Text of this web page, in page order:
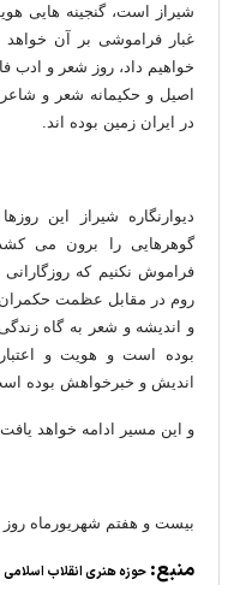
شیراز است، گنجینه هایی
غبار فراموشی بر آن
خواهیم داد، روز شعر و ادب
اصیل و حکیمانه شعر و
در ایران زمین بوده اند.
دیوارنگاره شیراز این
گوهرهایی را برون می
فراموش نکنیم که
روم در مقابل عظمت
و اندیشه و شعر به گاه
بوده است و هویت و
اندیش و خبرخواهش بوده
و این مسیر ادامه خواهد
بیست و هفتم شهریورماه
منبع: حوزه هنری انقلاب اسلامی